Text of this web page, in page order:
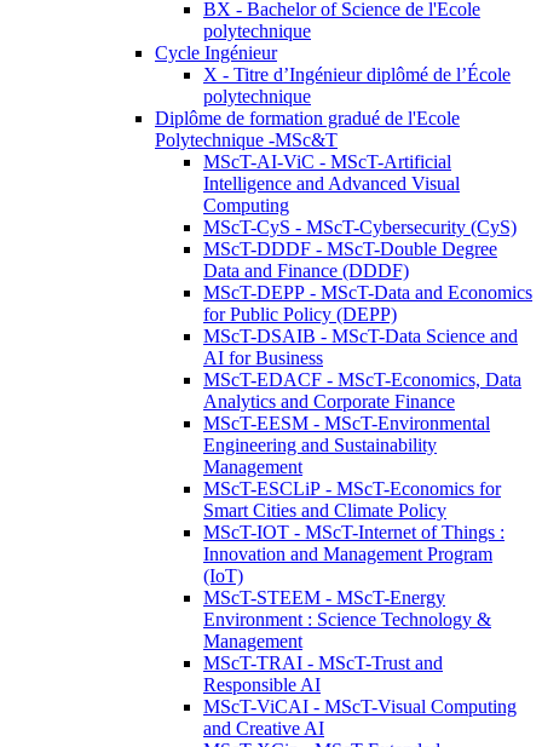
BX - Bachelor of Science de l'Ecole
polytechnique
Cycle Ingénieur
X - Titre d’Ingénieur diplômé de l’École
polytechnique
Diplôme de formation gradué de l'Ecole
Polytechnique -MSc&T
MScT-AI-ViC - MScT-Artificial
Intelligence and Advanced Visual
Computing
MScT-CyS - MScT-Cybersecurity (CyS)
MScT-DDDF - MScT-Double Degree
Data and Finance (DDDF)
MScT-DEPP - MScT-Data and Economics
for Public Policy (DEPP)
MScT-DSAIB - MScT-Data Science and
AI for Business
MScT-EDACF - MScT-Economics, Data
Analytics and Corporate Finance
MScT-EESM - MScT-Environmental
Engineering and Sustainability
Management
MScT-ESCLiP - MScT-Economics for
Smart Cities and Climate Policy
MScT-IOT - MScT-Internet of Things :
Innovation and Management Program
(IoT)
MScT-STEEM - MScT-Energy
Environment : Science Technology &
Management
MScT-TRAI - MScT-Trust and
Responsible AI
MScT-ViCAI - MScT-Visual Computing
and Creative AI